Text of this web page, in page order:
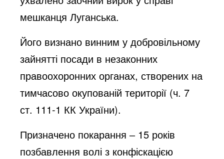
мешканця Луганська.
Його визнано винним у добровільному
зайнятті посади в незаконних
правоохоронних органах, створених на
тимчасово окупованій території (ч. 7
ст. 111-1 КК України).
Призначено покарання ‒ 15 років
позбавлення волі з конфіскацією